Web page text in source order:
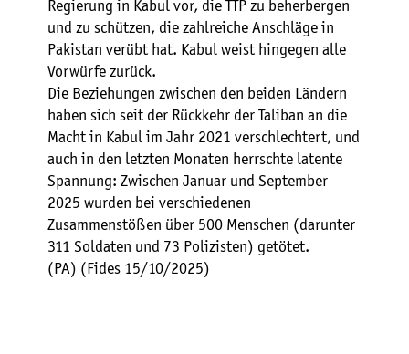
Regierung in Kabul vor, die TTP zu beherbergen
und zu schützen, die zahlreiche Anschläge in
Pakistan verübt hat. Kabul weist hingegen alle
Vorwürfe zurück.
Die Beziehungen zwischen den beiden Ländern
haben sich seit der Rückkehr der Taliban an die
Macht in Kabul im Jahr 2021 verschlechtert, und
auch in den letzten Monaten herrschte latente
Spannung: Zwischen Januar und September
2025 wurden bei verschiedenen
Zusammenstößen über 500 Menschen (darunter
311 Soldaten und 73 Polizisten) getötet.
(PA) (Fides 15/10/2025)